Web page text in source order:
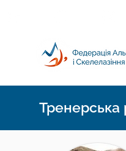
Тренерська